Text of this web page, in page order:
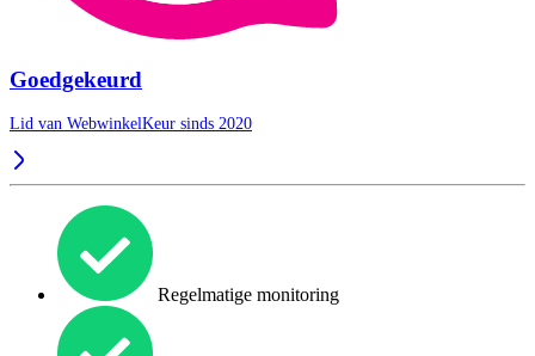
Goedgekeurd
Lid van WebwinkelKeur sinds 2020
Regelmatige monitoring